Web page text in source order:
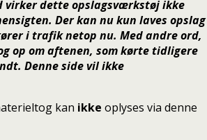
virker dette opslagsværkstøj ikke
Der kan nu kun laves opslag
i trafik netop nu. Med andre ord,
op om aftenen, som kørte tidligere
Denne side vil ikke
kan ikke oplyses via denne